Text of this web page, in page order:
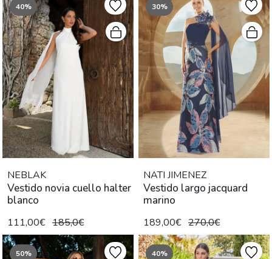
40%
NEBLAK
Vestido novia cuello halter
blanco
111,00€ 185,0€
30%
NATI JIMENEZ
Vestido largo jacquard
marino
189,00€ 270,0€
50% 40%